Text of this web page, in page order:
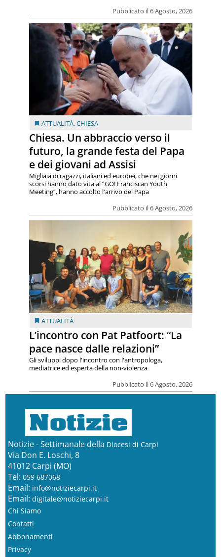
Pubblicato il 6 Agosto, 2026
ATTUALITÀ,CHIESA
Chiesa. Un abbraccio verso il
futuro, la grande festa del Papa
e dei giovani ad Assisi
Pubblicato il 6 Agosto, 2026
Migliaia di ragazzi, italiani ed europei, che nei giorni
scorsi hanno dato vita al “GO! Franciscan Youth
Meeting”, hanno accolto l'arrivo del Papa
ATTUALITÀ
L’incontro con Pat Patfoort: “La
pace nasce dalle relazioni”
Pubblicato il 6 Agosto, 2026
Gli sviluppi dopo l'incontro con l'antropologa,
mediatrice ed esperta della non-violenza
Notizie - Settimanale della Diocesi di Carpi
Via Don E. Loschi, 8
41012 Carpi (MO)
Tel: 059 687068
Email: info@notiziecarpi.it
Email: digitale@notiziecarpi.it
Chi Siamo
Contatti
Abbonamenti
Privacy